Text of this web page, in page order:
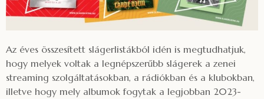
Az éves összesített slágerlistákból idén is megtudhatjuk,
hogy melyek voltak a legnépszerűbb slágerek a zenei
streaming szolgáltatásokban, a rádiókban és a klubokban,
illetve hogy mely albumok fogytak a legjobban 2023-